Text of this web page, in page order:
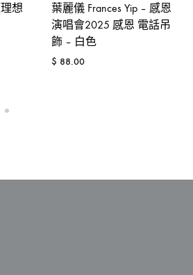
想
葉麗儀 Frances Yip – 感恩
演唱會2025 感恩 電話吊
飾 – 白色
$ 88.00